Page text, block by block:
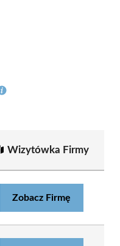
Wizytówka Firmy
Zobacz Firmę